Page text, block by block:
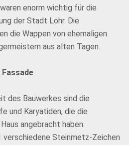
enorm wichtig für die
der Stadt Lohr. Die
die Wappen von ehemaligen
aus alten Tagen.
des Bauwerkes sind die
und Karyatiden, die die
angebracht haben.
verschiedene Steinmetz-Zeichen